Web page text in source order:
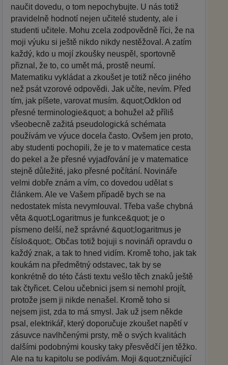
naučit dovedu, o tom nepochybujte. U nás totiž
pravidelně hodnotí nejen učitelé studenty, ale i
studenti učitele. Mohu zcela zodpovědně říci, že na
moji výuku si ještě nikdo nikdy nestěžoval. A zatím
každý, kdo u mojí zkoušky neuspěl, sportovně
přiznal, že to, co umět má, prostě neumí.
Matematiku vykládat a zkoušet je totiž něco jiného
než psát vzorové odpovědi. Jak učíte, nevím. Před
tím, jak píšete, varovat musím. &quot;Odklon od
přesné terminologie&quot; a bohužel až příliš
všeobecně zažitá pseudologická schémata
používám ve výuce docela často. Ovšem jen proto,
aby studenti pochopili, že je to v matematice cesta
do pekel a že přesné vyjadřování je v matematice
stejně důležité, jako přesné počítání. Novináře
velmi dobře znám a vím, co dovedou udělat s
článkem. Ale ve Vašem případě bych se na
nedostatek místa nevymlouval. Třeba vaše chybná
věta &quot;Logaritmus je funkce&quot; je o
písmeno delší, než správné &quot;logaritmus je
číslo&quot;. Občas totiž bojuji s novináři opravdu o
každý znak, a tak to hned vidím. Kromě toho, jak tak
koukám na předmětný odstavec, tak by se
konkrétně do této části textu vešlo těch znaků ještě
tak čtyřicet. Celou učebnici jsem si nemohl projít,
protože jsem ji nikde nenašel. Kromě toho si
nejsem jist, zda to má smysl. Jak už jsem někde
psal, elektrikář, který doporučuje zkoušet napětí v
zásuvce navlhčenými prsty, mě o svých kvalitách
dalšími podobnými kousky taky přesvědčí jen těžko.
Ale na tu kapitolu se podívám. Moji &quot;zničující